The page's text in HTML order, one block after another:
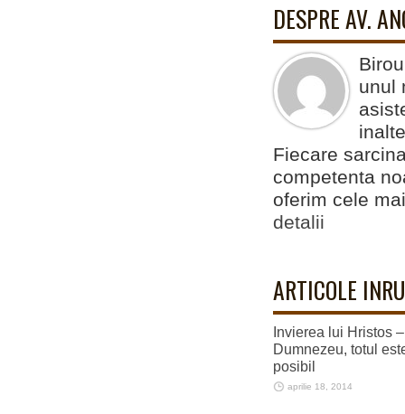
DESPRE AV.
unul
Fiecare
competenta
oferim cele
detalii
ARTICOLE
Invierea lui Hristos
Dumnezeu, totul
posibil
aprilie 18, 2014